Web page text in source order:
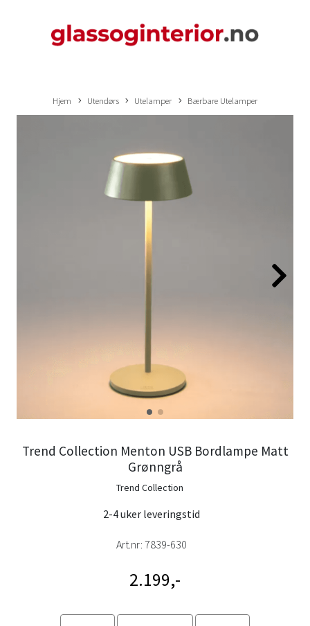
Hjem Utendørs Utelamper Bærbare Utelamper
Trend Collection Menton USB Bordlampe Matt
Grønngrå
Trend Collection
2-4 uker leveringstid
Art.nr: 7839-630
2.199,-